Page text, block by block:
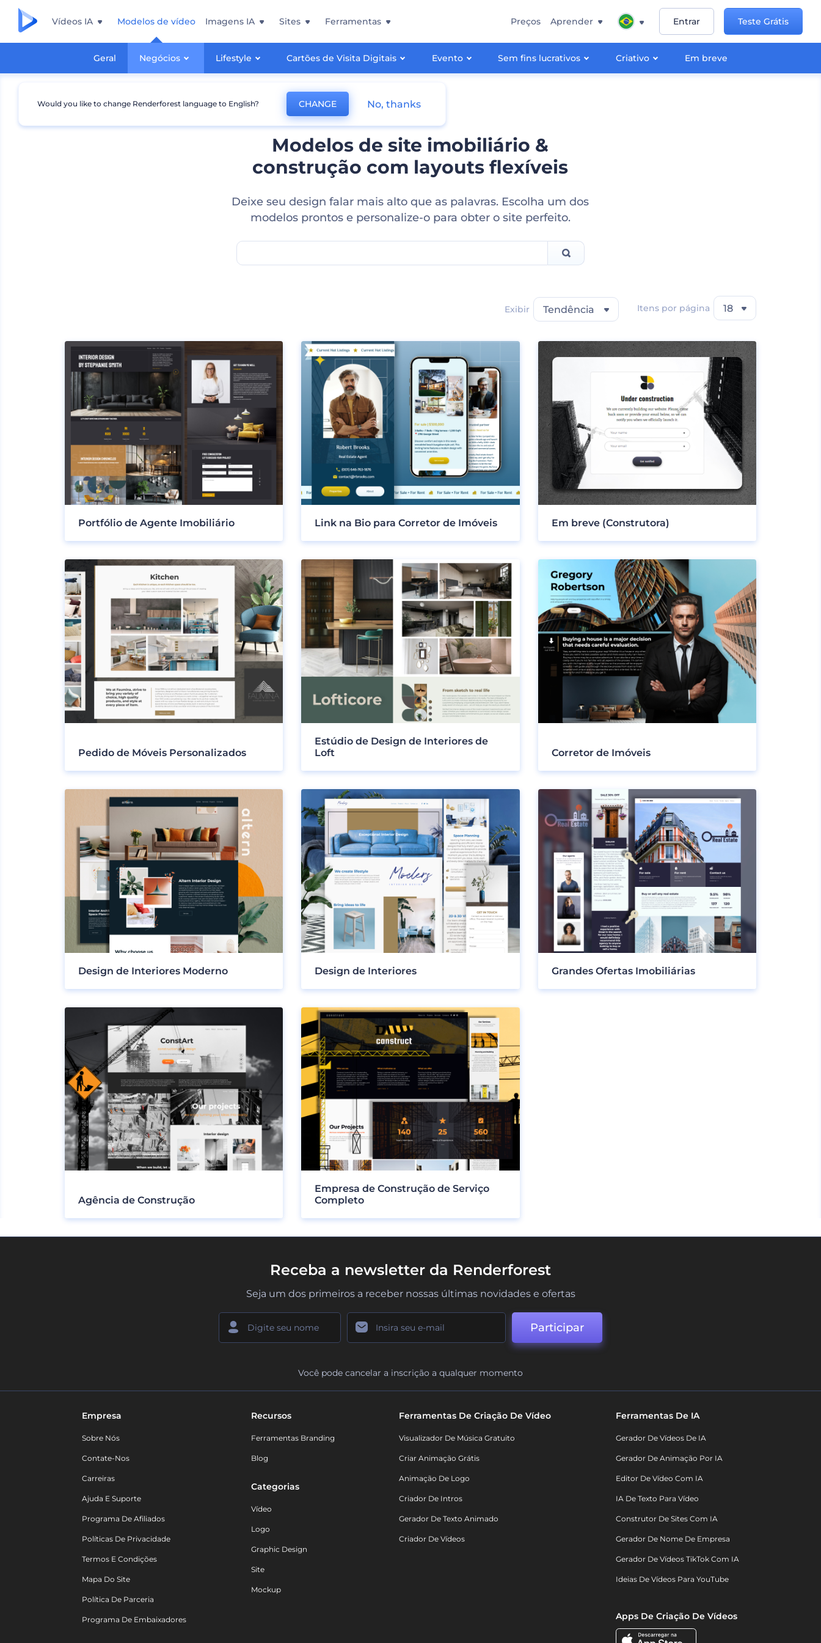
Vídeos IA Modelos de vídeo
Geral Negócios Lifestyle Cartões de Visita Digitais Evento Sem fins lucrativos Criativo Em breve
Imagens IA Sites Ferramentas Preços Aprender Entrar Teste Grátis
Modelos de site imobiliário &
construção com layouts flexíveis
Deixe seu design falar mais alto que as palavras. Escolha um dos
modelos prontos e personalize-o para obter o site perfeito.
Exibir Tendência Itens por página 18
Portfólio de Agente Imobiliário Link na Bio para Corretor de Imóveis Em breve (Construtora)
Pedido de Móveis Personalizados
Estúdio de Design de Interiores de
Loft
Corretor de Imóveis
Design de Interiores Moderno Design de Interiores Grandes Ofertas Imobiliárias
Agência de Construção
Empresa de Construção de Serviço
Completo
Receba a newsletter da Renderforest
Seja um dos primeiros a receber nossas últimas novidades e ofertas
Participar
Você pode cancelar a inscrição a qualquer momento
Empresa
Sobre Nós
Contate-Nos
Carreiras
Ajuda E Suporte
Programa De Afiliados
Políticas De Privacidade
Termos E Condições
Mapa Do Site
Política De Parceria
Programa De Embaixadores
Recursos
Ferramentas Branding
Blog
Categorias
Vídeo
Logo
Graphic Design
Site
Mockup
Ferramentas De Criação De Vídeo
Visualizador De Música Gratuito
Criar Animação Grátis
Animação De Logo
Criador De Intros
Gerador De Texto Animado
Criador De Vídeos
Ferramentas De IA
Gerador De Vídeos De IA
Gerador De Animação Por IA
Editor De Vídeo Com IA
IA De Texto Para Vídeo
Construtor De Sites Com IA
Gerador De Nome De Empresa
Gerador De Vídeos TikTok Com IA
Ideias De Vídeos Para YouTube
Apps De Criação De Vídeos
Would you like to change Renderforest language to English? CHANGE No, thanks